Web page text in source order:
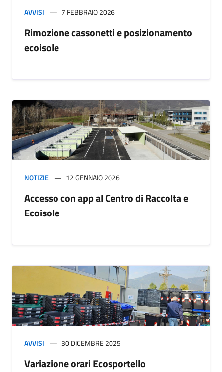
AVVISI 7 FEBBRAIO 2026
Rimozione cassonetti e posizionamento
ecoisole
NOTIZIE 12 GENNAIO 2026
Accesso con app al Centro di Raccolta e
Ecoisole
AVVISI 30 DICEMBRE 2025
Variazione orari Ecosportello